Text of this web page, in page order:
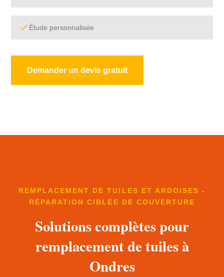
Étude personnalisée
Demander un devis gratuit
REMPLACEMENT DE TUILES ET ARDOISES -
RÉPARATION CIBLÉE DE COUVERTURE
Solutions complètes pour
remplacement de tuiles à
Ondres